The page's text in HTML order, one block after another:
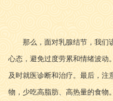
那么，面对乳腺结节，我们
心态，避免过度劳累和情绪波动
及时就医诊断和治疗。最后，注
物，少吃高脂肪、高热量的食物。